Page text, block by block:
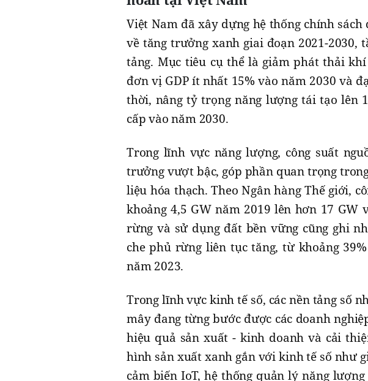
Việt Nam đã xây dựng hệ thống chính
về tăng trưởng xanh giai đoạn 2021-2030,
tảng. Mục tiêu cụ thể là giảm phát thải
đơn vị GDP ít nhất 15% vào năm 2030 và
thời, nâng tỷ trọng năng lượng tái tạo lên
cấp vào năm 2030.
Trong lĩnh vực năng lượng, công suất
trưởng vượt bậc, góp phần quan trọng
liệu hóa thạch. Theo Ngân hàng Thế giới,
khoảng 4,5 GW năm 2019 lên hơn 17 GW
rừng và sử dụng đất bền vững cũng ghi
che phủ rừng liên tục tăng, từ khoảng
năm 2023.
Trong lĩnh vực kinh tế số, các nền tảng số
mây đang từng bước được các doanh
hiệu quả sản xuất - kinh doanh và cải
hình sản xuất xanh gắn với kinh tế số như
cảm biến IoT, hệ thống quản lý năng